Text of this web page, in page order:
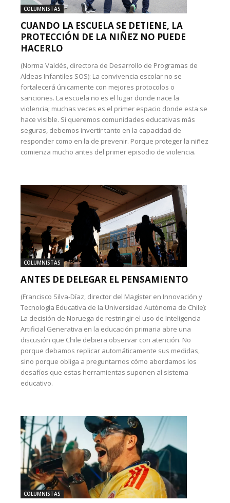
COLUMNISTAS
CUANDO LA ESCUELA SE DETIENE, LA
PROTECCIÓN DE LA NIÑEZ NO PUEDE
HACERLO
(Norma Valdés, directora de Desarrollo de Programas de
Aldeas Infantiles SOS): La convivencia escolar no se
fortalecerá únicamente con mejores protocolos o
sanciones. La escuela no es el lugar donde nace la
violencia; muchas veces es el primer espacio donde esta se
hace visible. Si queremos comunidades educativas más
seguras, debemos invertir tanto en la capacidad de
responder como en la de prevenir. Porque proteger la niñez
comienza mucho antes del primer episodio de violencia.
COLUMNISTAS
ANTES DE DELEGAR EL PENSAMIENTO
(Francisco Silva-Díaz, director del Magíster en Innovación y
Tecnología Educativa de la Universidad Autónoma de Chile):
La decisión de Noruega de restringir el uso de Inteligencia
Artificial Generativa en la educación primaria abre una
discusión que Chile debiera observar con atención. No
porque debamos replicar automáticamente sus medidas,
sino porque obliga a preguntarnos cómo abordamos los
desafíos que estas herramientas suponen al sistema
educativo.
COLUMNISTAS